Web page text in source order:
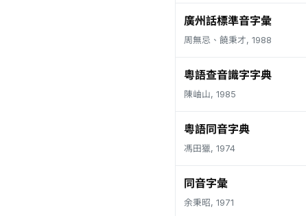
廣州話標準音字彙
周無忌、饒秉才, 1988
粵語查音識字字典
陳岫山, 1985
粵語同音字典
馮田獵, 1974
同音字彙
余秉昭, 1971